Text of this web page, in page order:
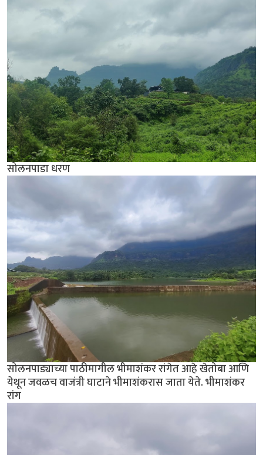
सोलनपाडा धरण
सोलनपाड्याच्या पाठीमागील भीमाशंकर रांगेत आहे खेतोबा आणि
येथून जवळच वाजंत्री घाटाने भीमाशंकरास जाता येते. भीमाशंकर
रांग